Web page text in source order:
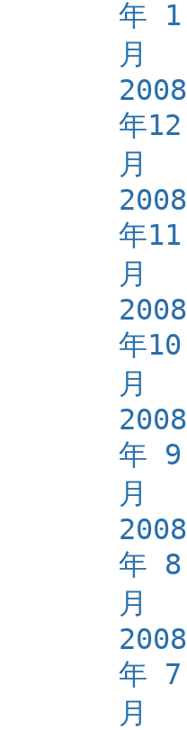
年 1
月
2008
年12
月
2008
年11
月
2008
年10
月
2008
年 9
月
2008
年 8
月
2008
年 7
月